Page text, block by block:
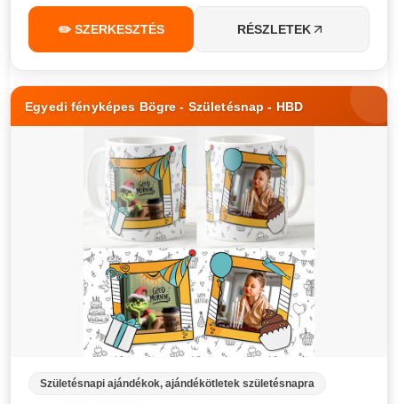
✏️ SZERKESZTÉS RÉSZLETEK
Egyedi fényképes Bögre - Születésnap - HBD
Születésnapi ajándékok, ajándékötletek születésnapra